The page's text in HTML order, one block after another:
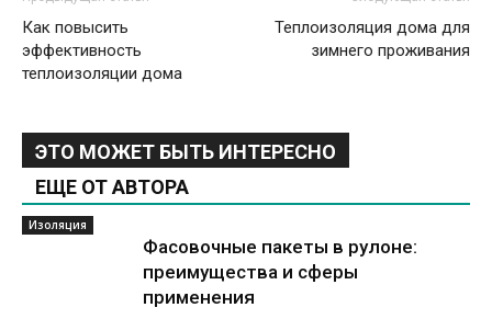
Как повысить
эффективность
теплоизоляции дома
Теплоизоляция дома для
зимнего проживания
ЭТО МОЖЕТ БЫТЬ ИНТЕРЕСНО
ЕЩЕ ОТ АВТОРА
Изоляция
Фасовочные пакеты в рулоне:
преимущества и сферы
применения